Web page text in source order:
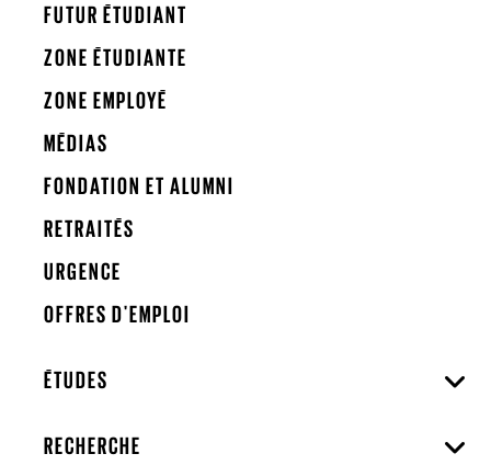
FUTUR ÉTUDIANT
ZONE ÉTUDIANTE
ZONE EMPLOYÉ
MÉDIAS
FONDATION ET ALUMNI
RETRAITÉS
URGENCE
OFFRES D'EMPLOI
ÉTUDES
RECHERCHE